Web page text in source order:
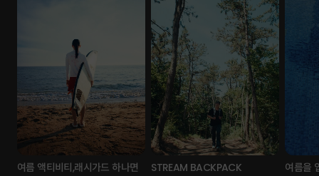
여름 액티비티,래시가드 하나면 STREAM BACKPACK 여름을